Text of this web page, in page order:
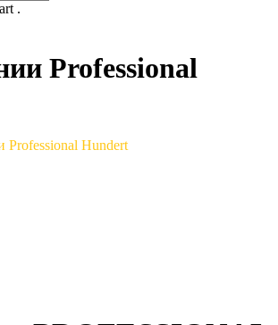
.
Professional
Professional Hundert